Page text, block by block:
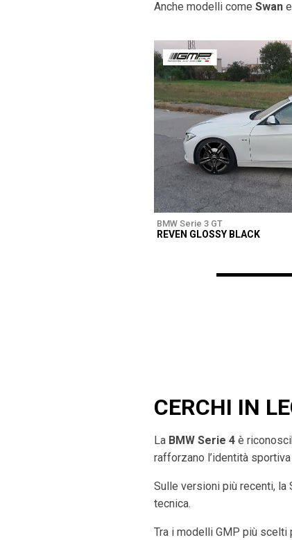
Anche modelli come Swan
BMW Serie 3 GT
REVEN GLOSSY BLACK
CERCHI IN
La BMW Serie 4 è
rafforzano l’identità
Sulle versioni più recenti, la
tecnica.
Tra i modelli GMP più scelti